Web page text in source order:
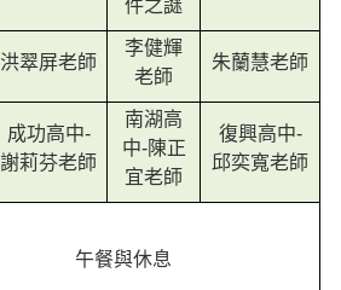
件之謎
洪翠屏老師
李健輝
老師
朱蘭慧老師
成功高中-
謝莉芬老師
南湖高
中-陳正
宜老師
復興高中-
邱奕寬老師
午餐與休息